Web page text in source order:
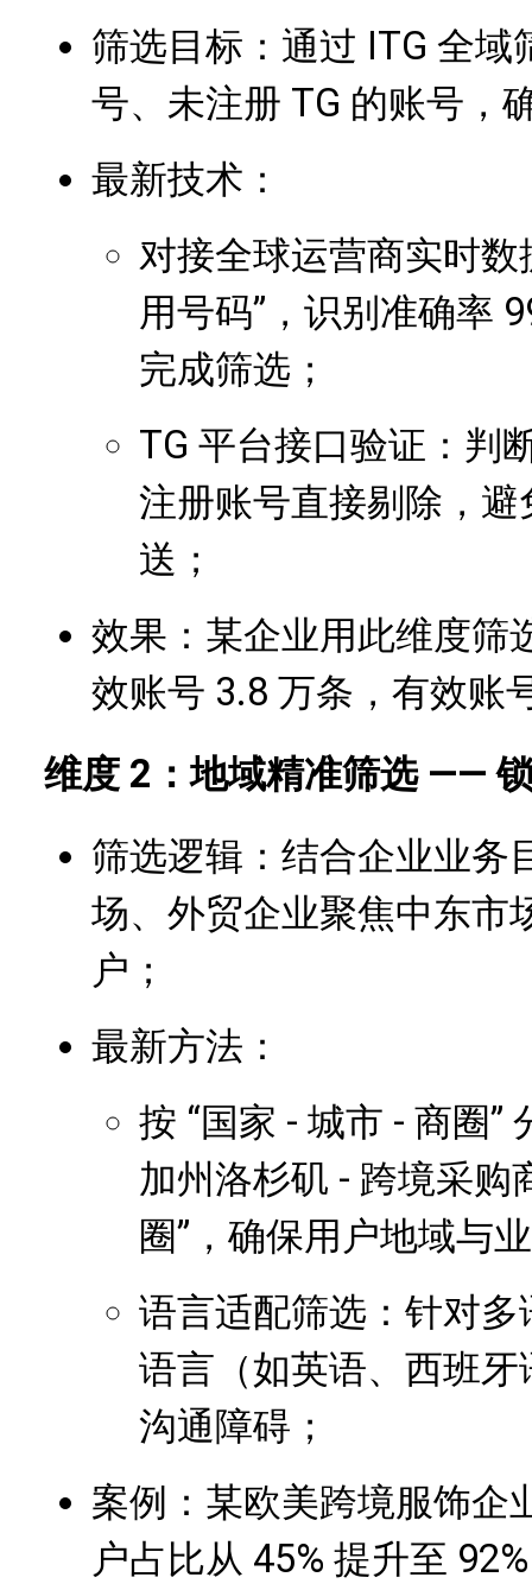
筛选目标：通过 ITG 全
号、未注册 TG 的账号，
最新技术：
对接全球运营商实时
用号码”，识别准确率
完成筛选；
TG 平台接口验证：判
注册账号直接剔除，避
送；
效果：某企业用此维度筛
效账号 3.8 万条，有效账
维度 2：地域精准筛选 ——
筛选逻辑：结合企业业务
场、外贸企业聚焦中东市
户；
最新方法：
按 “国家 - 城市 - 商圈”
加州洛杉矶 - 跨境采购
圈”，确保用户地域与
语言适配筛选：针对
语言（如英语、西班
沟通障碍；
案例：某欧美跨境服饰企
户占比从 45% 提升至